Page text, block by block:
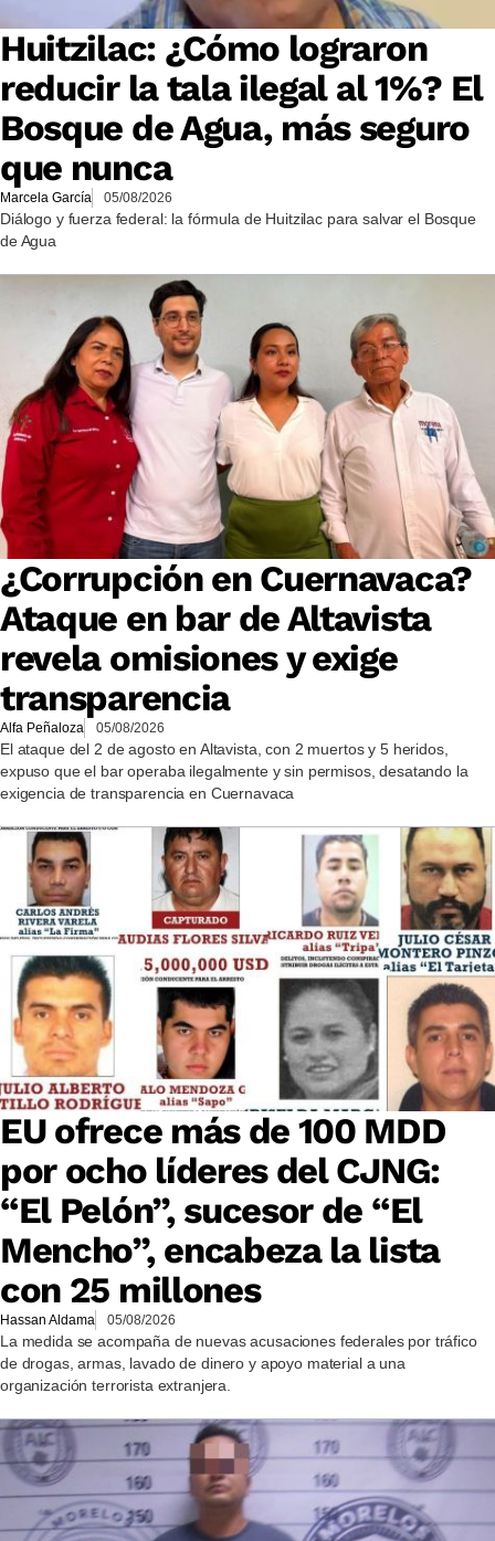
Huitzilac: ¿Cómo lograron
reducir la tala ilegal al 1%? El
Bosque de Agua, más seguro
que nunca
Marcela García 05/08/2026
Diálogo y fuerza federal: la fórmula de Huitzilac para salvar el Bosque
de Agua
¿Corrupción en Cuernavaca?
Ataque en bar de Altavista
revela omisiones y exige
transparencia
Alfa Peñaloza 05/08/2026
El ataque del 2 de agosto en Altavista, con 2 muertos y 5 heridos,
expuso que el bar operaba ilegalmente y sin permisos, desatando la
exigencia de transparencia en Cuernavaca
EU ofrece más de 100 MDD
por ocho líderes del CJNG:
“El Pelón”, sucesor de “El
Mencho”, encabeza la lista
con 25 millones
Hassan Aldama 05/08/2026
La medida se acompaña de nuevas acusaciones federales por tráfico
de drogas, armas, lavado de dinero y apoyo material a una
organización terrorista extranjera.